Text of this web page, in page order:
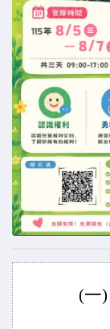
(一)